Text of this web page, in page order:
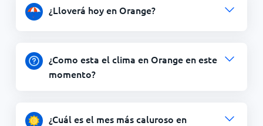
¿Lloverá hoy en Orange?
¿Como esta el clima en Orange en este
momento?
¿Cuál es el mes más caluroso en